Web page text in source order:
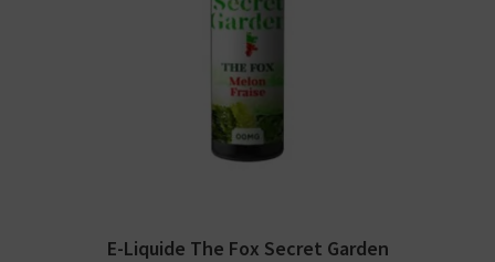
Arômes : fraise, melon. E-liquide Secret
Garden. Disponible en 50 ml sans nicotine
E-Liquide The Fox Secret Garden